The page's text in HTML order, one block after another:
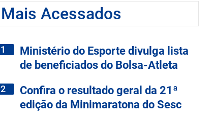
Mais Acessados
1
Ministério do Esporte divulga lista
de beneficiados do Bolsa-Atleta
2
Confira o resultado geral da 21ª
edição da Minimaratona do Sesc